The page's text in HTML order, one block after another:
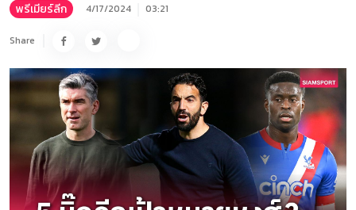
พรีเมียร์ลีก 4/17/2024 03:21
Share